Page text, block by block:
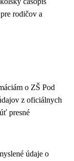
rodičov a
o ZŠ Pod
z oficiálnych
presné
údaje o